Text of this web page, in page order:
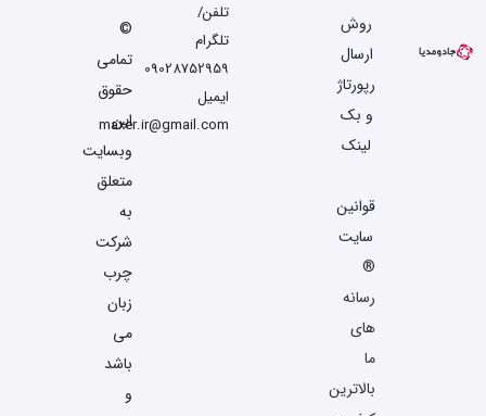
روش
ارسال
رپورتاژ
و بک
لینک
قوانین
سایت
®
رسانه
های
ما
بالاترین
تلفن/
تلگرام
09028752959
ایمیل
maxer.ir@gmail.com
©
تمامی
حقوق
این
وبسایت
متعلق
به
شرکت
چرب
زبان
می
باشد
و